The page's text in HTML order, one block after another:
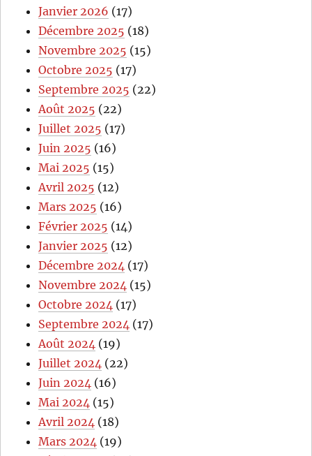
Janvier 2026 (17)
Décembre 2025 (18)
Novembre 2025 (15)
Octobre 2025 (17)
Septembre 2025 (22)
Août 2025 (22)
Juillet 2025 (17)
Juin 2025 (16)
Mai 2025 (15)
Avril 2025 (12)
Mars 2025 (16)
Février 2025 (14)
Janvier 2025 (12)
Décembre 2024 (17)
Novembre 2024 (15)
Octobre 2024 (17)
Septembre 2024 (17)
Août 2024 (19)
Juillet 2024 (22)
Juin 2024 (16)
Mai 2024 (15)
Avril 2024 (18)
Mars 2024 (19)